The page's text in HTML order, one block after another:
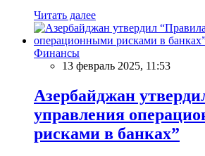
Читать далее
Финансы
13 февраль 2025, 11:53
Азербайджан
управления
рисками в банках”